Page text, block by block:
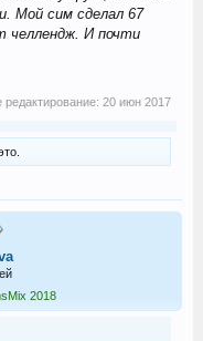
Мой сим сделал 67
челлендж. И почти
редактирование:20 июн 2017
2018